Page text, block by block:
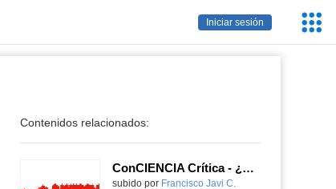
Iniciar sesión
Contenidos relacionados:
ConCIENCIA Crítica - ¿Y si tu centro de control dejara de funcionar?
Contenido educativo.
subido por Francisco Javi C.